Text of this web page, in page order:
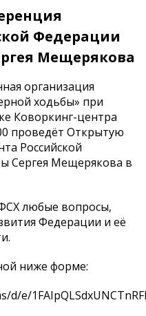
Федерации
Мещерякова
организация
ходьбы» при
Коворкинг-центра
проведёт Открытую
Российской
Сергея Мещерякова в
любые вопросы,
Федерации и её
ниже форме:
e/